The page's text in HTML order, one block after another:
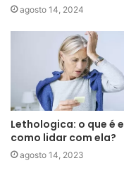
agosto 14, 2024
Lethologica: o que é e
como lidar com ela?
agosto 14, 2023